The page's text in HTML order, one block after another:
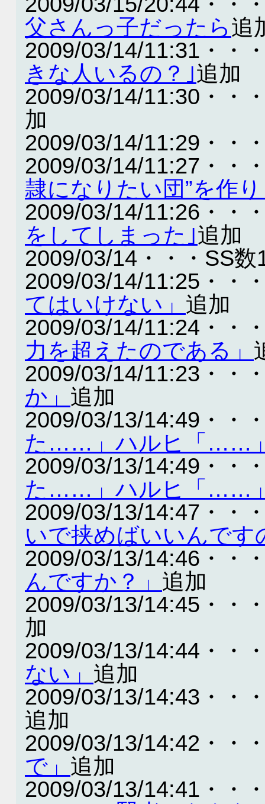
父さんっ子だったら追
2009/03/14/11:31・・
きな人いるの？｣追加
2009/03/14/11:30・・
加
2009/03/14/11:29・・
2009/03/14/11:27・・
隷になりたい団”を作
2009/03/14/11:26・・
をしてしまった｣追加
2009/03/14・・・SS数
2009/03/14/11:25・・
てはいけない」 追加
2009/03/14/11:24・・
力を超えたのである」
2009/03/14/11:23・・
か」 追加
2009/03/13/14:49・・
た……」ハルヒ「……
2009/03/13/14:49・・
た……」ハルヒ「……
2009/03/13/14:47・・
いで挟めばいいんです
2009/03/13/14:46・・
んですか？」 追加
2009/03/13/14:45・・
加
2009/03/13/14:44・・
ない」 追加
2009/03/13/14:43・・
追加
2009/03/13/14:42・・
で」 追加
2009/03/13/14:41・・